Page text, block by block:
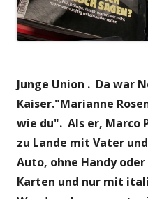
Junge Union . Da war
Kaiser."Marianne
wie du". Als er, Marco
zu Lande mit Vater
Auto, ohne Handy
Karten und nur mit